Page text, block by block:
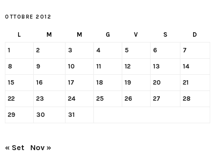
OTTOBRE 2012
L M M G V S D
1 2 3 4 5 6 7
8 9 10 11 12 13 14
15 16 17 18 19 20 21
22 23 24 25 26 27 28
29 30 31
« Set Nov »